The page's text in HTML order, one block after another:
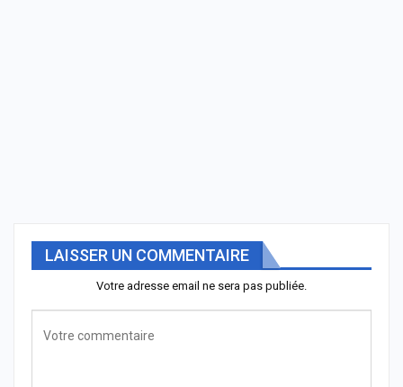
LAISSER UN COMMENTAIRE
Votre adresse email ne sera pas publiée.